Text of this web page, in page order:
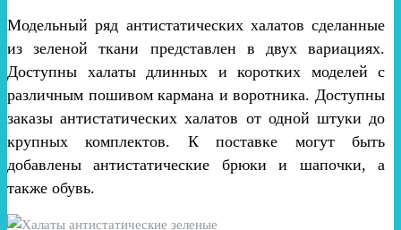
Модельный ряд антистатических халатов сделанные
из зеленой ткани представлен в двух вариациях.
Доступны халаты длинных и коротких моделей с
различным пошивом кармана и воротника. Доступны
заказы антистатических халатов от одной штуки до
крупных комплектов. К поставке могут быть
добавлены антистатические брюки и шапочки, а
также обувь.